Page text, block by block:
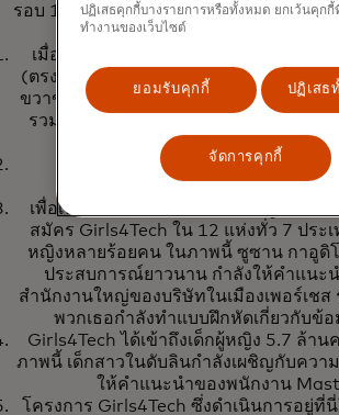
รอบ 10 ปีของโครงการ STEM
เมื่อวันที่ 23 เมษายน ซูซาน วอร์เนอร์ ผู้
(ตรงกลาง) และไมเคิล มีบาค ซีอีโอของ
ขวาของเธอ) ร่วมกับผู้บริหารและพนักงา
รวมถึงผู้เข้าร่วมโครงการ Girls4Tech เ
รอบ 10 ปีของโครงการ
ผู้เข้าร่วมโครงการ Girls4Tech ในพิ
ตลาดหลักทรัพย์นิวยอร์ก เมื่อวันที่
เพื่อเป็นการเฉลิมฉลองวันเด็กหญิงสากล
สมัคร Girls4Tech ใน 12 แห่งทั่ว 7 ประ
หญิงหลายร้อยคน ในภาพนี้ ซูซาน กาอูดิ
ประสบการณ์ยาวนาน กำลังให้คำแนะ
สำนักงานใหญ่ของบริษัทในเมืองเพอร์เช
พวกเธอกำลังทำแบบฝึกหัดเกี่ยวกับข้
Girls4Tech ได้เข้าถึงเด็กผู้หญิง 5.7 ล้า
ภาพนี้ เด็กสาวในดับลินกำลังเผชิญกับควา
ให้คำแนะนำของพนักงาน
โครงการ Girls4Tech ซึ่งดำเนินการอยู่ที่
ปฏิเสธคุกกี้บางรายการหรือทั้งหมด ยกเว้นคุกกี้
ทำงานของเว็บไซต์
ยอมรับคุกกี้ ปฏิเสธ
จัดการคุกกี้